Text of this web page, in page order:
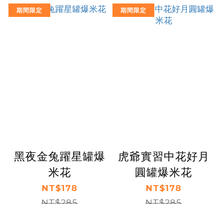
期間限定
黑夜金兔躍星罐爆
米花
NT$178
期間限定
虎爺實習中花好月
圓罐爆米花
NT$178